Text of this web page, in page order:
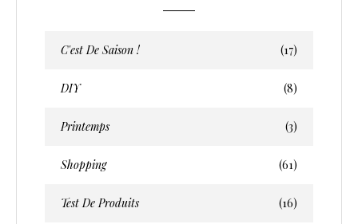
C'est De Saison ! (17)
DIY (8)
Printemps (3)
Shopping (61)
Test De Produits (16)